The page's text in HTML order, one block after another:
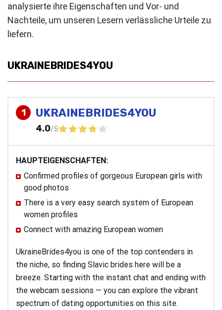
analysierte ihre Eigenschaften und Vor- und
Nachteile, um unseren Lesern verlässliche Urteile zu
liefern.
UKRAINEBRIDES4YOU
1 UKRAINEBRIDES4YOU
4.0/5
HAUPTEIGENSCHAFTEN:
Confirmed profiles of gorgeous European girls with
good photos
There is a very easy search system of European
women profiles
Connect with amazing European women
UkraineBrides4you is one of the top contenders in
the niche, so finding Slavic brides here will be a
breeze. Starting with the instant chat and ending with
the webcam sessions — you can explore the vibrant
spectrum of dating opportunities on this site.